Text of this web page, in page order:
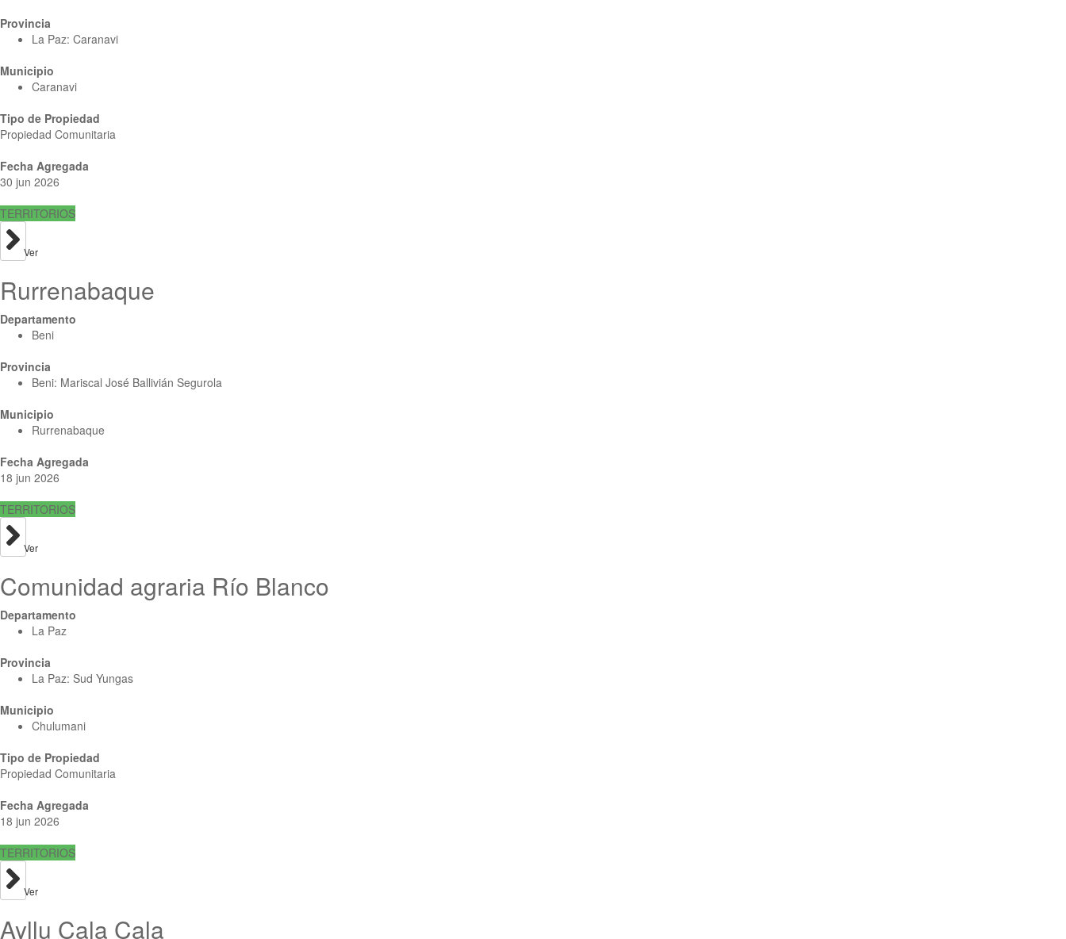
Provincia
La Paz: Caranavi
Municipio
Caranavi
Tipo de Propiedad
Propiedad Comunitaria
Fecha Agregada
30 jun 2026
TERRITORIOS
Ver
Rurrenabaque
Departamento
Beni
Provincia
Beni: Mariscal José Ballivián Segurola
Municipio
Rurrenabaque
Fecha Agregada
18 jun 2026
TERRITORIOS
Ver
Comunidad agraria Río Blanco
Departamento
La Paz
Provincia
La Paz: Sud Yungas
Municipio
Chulumani
Tipo de Propiedad
Propiedad Comunitaria
Fecha Agregada
18 jun 2026
TERRITORIOS
Ver
Ayllu Cala Cala